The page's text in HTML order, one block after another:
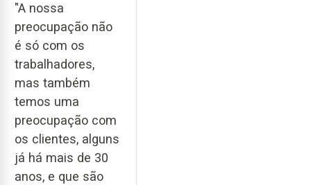
"A nossa
preocupação não
é só com os
trabalhadores,
mas também
temos uma
preocupação com
os clientes, alguns
já há mais de 30
anos, e que são